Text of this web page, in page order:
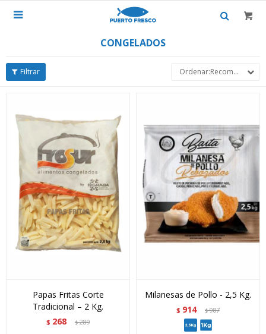

CONGELADOS
Recomendados
Papas Fritas Corte
Tradicional – 2 Kg.
$ 268 $289
Milanesas de Pollo - 2,5 Kg.
$ 914 $987